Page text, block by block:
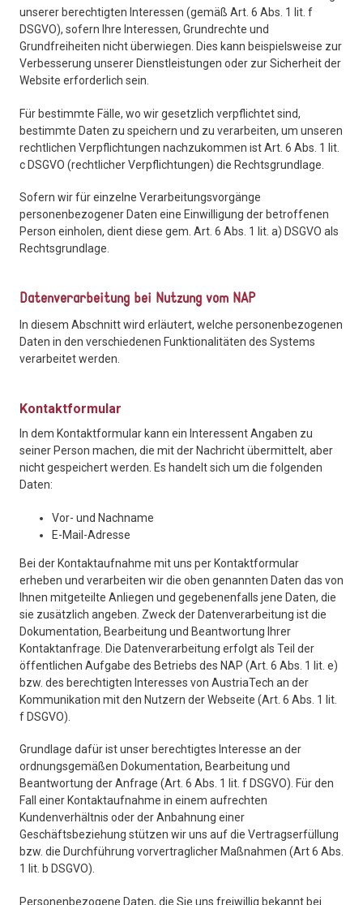
unserer berechtigten Interessen (gemäß Art. 6 Abs. 1 lit. f
DSGVO), sofern Ihre Interessen, Grundrechte und
Grundfreiheiten nicht überwiegen. Dies kann beispielsweise zur
Verbesserung unserer Dienstleistungen oder zur Sicherheit der
Website erforderlich sein.
Für bestimmte Fälle, wo wir gesetzlich verpflichtet sind,
bestimmte Daten zu speichern und zu verarbeiten, um unseren
rechtlichen Verpflichtungen nachzukommen ist Art. 6 Abs. 1 lit.
c DSGVO (rechtlicher Verpflichtungen) die Rechtsgrundlage.
Sofern wir für einzelne Verarbeitungsvorgänge
personenbezogener Daten eine Einwilligung der betroffenen
Person einholen, dient diese gem. Art. 6 Abs. 1 lit. a) DSGVO als
Rechtsgrundlage.
Datenverarbeitung bei Nutzung vom NAP
In diesem Abschnitt wird erläutert, welche personenbezogenen
Daten in den verschiedenen Funktionalitäten des Systems
verarbeitet werden.
Kontaktformular
In dem Kontaktformular kann ein Interessent Angaben zu
seiner Person machen, die mit der Nachricht übermittelt, aber
nicht gespeichert werden. Es handelt sich um die folgenden
Daten:
Vor- und Nachname
E-Mail-Adresse
Bei der Kontaktaufnahme mit uns per Kontaktformular
erheben und verarbeiten wir die oben genannten Daten das von
Ihnen mitgeteilte Anliegen und gegebenenfalls jene Daten, die
sie zusätzlich angeben. Zweck der Datenverarbeitung ist die
Dokumentation, Bearbeitung und Beantwortung Ihrer
Kontaktanfrage. Die Datenverarbeitung erfolgt als Teil der
öffentlichen Aufgabe des Betriebs des NAP (Art. 6 Abs. 1 lit. e)
bzw. des berechtigten Interesses von AustriaTech an der
Kommunikation mit den Nutzern der Webseite (Art. 6 Abs. 1 lit.
f DSGVO).
Grundlage dafür ist unser berechtigtes Interesse an der
ordnungsgemäßen Dokumentation, Bearbeitung und
Beantwortung der Anfrage (Art. 6 Abs. 1 lit. f DSGVO). Für den
Fall einer Kontaktaufnahme in einem aufrechten
Kundenverhältnis oder der Anbahnung einer
Geschäftsbeziehung stützen wir uns auf die Vertragserfüllung
bzw. die Durchführung vorvertraglicher Maßnahmen (Art 6 Abs.
1 lit. b DSGVO).
Personenbezogene Daten, die Sie uns freiwillig bekannt bei